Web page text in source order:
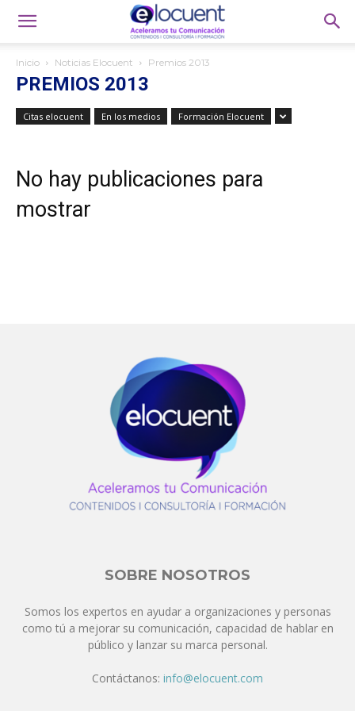
Inicio Noticias Elocuent Premios 2013
PREMIOS 2013
Citas elocuent En los medios Formación Elocuent
No hay publicaciones para
mostrar
SOBRE NOSOTROS
Somos los expertos en ayudar a organizaciones y personas
como tú a mejorar su comunicación, capacidad de hablar en
público y lanzar su marca personal.
Contáctanos: info@elocuent.com